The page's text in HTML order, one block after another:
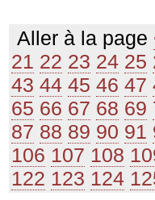
Aller à la page
21 22 23 24 25
43 44 45 46 47
65 66 67 68 69
87 88 89 90 91
106 107 108
122 123 124